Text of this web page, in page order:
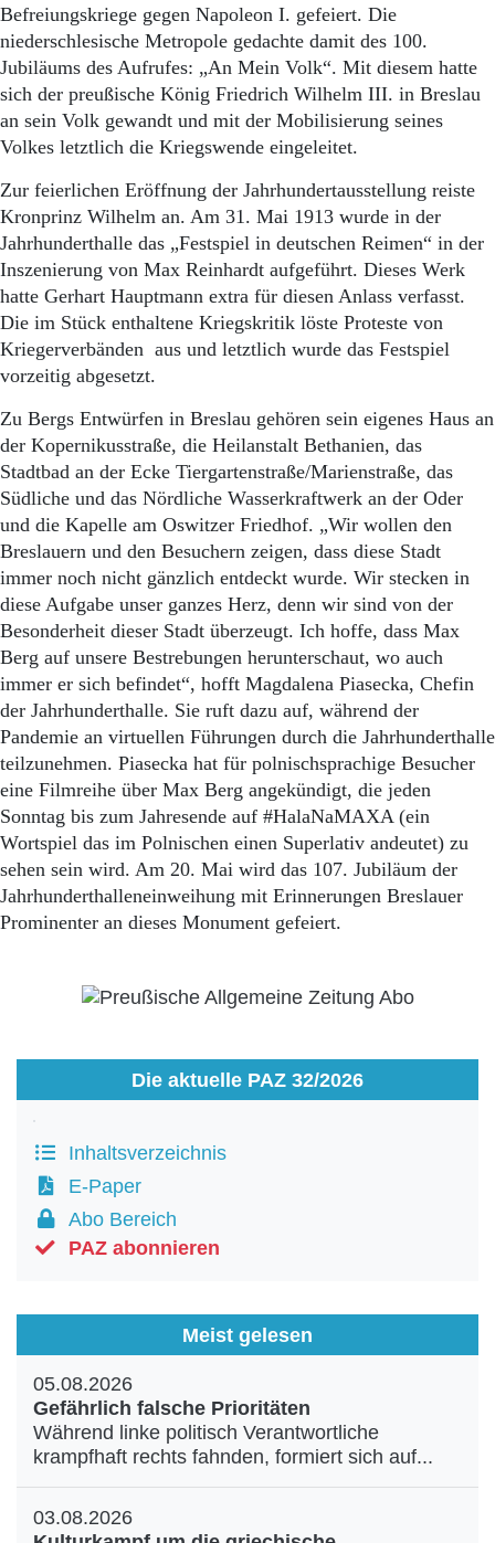
Befreiungskriege gegen Napoleon I. gefeiert. Die
niederschlesische Metropole gedachte damit des 100.
Jubiläums des Aufrufes: „An Mein Volk“. Mit diesem hatte
sich der preußische König Friedrich Wilhelm III. in Breslau
an sein Volk gewandt und mit der Mobilisierung seines
Volkes letztlich die Kriegswende eingeleitet.
Zur feierlichen Eröffnung der Jahrhundertausstellung reiste
Kronprinz Wilhelm an. Am 31. Mai 1913 wurde in der
Jahrhunderthalle das „Festspiel in deutschen Reimen“ in der
Inszenierung von Max Reinhardt aufgeführt. Dieses Werk
hatte Gerhart Hauptmann extra für diesen Anlass verfasst.
Die im Stück enthaltene Kriegskritik löste Proteste von
Kriegerverbänden aus und letztlich wurde das Festspiel
vorzeitig abgesetzt.
Zu Bergs Entwürfen in Breslau gehören sein eigenes Haus an
der Kopernikusstraße, die Heilanstalt Bethanien, das
Stadtbad an der Ecke Tiergartenstraße/Marienstraße, das
Südliche und das Nördliche Wasserkraftwerk an der Oder
und die Kapelle am Oswitzer Friedhof. „Wir wollen den
Breslauern und den Besuchern zeigen, dass diese Stadt
immer noch nicht gänzlich entdeckt wurde. Wir stecken in
diese Aufgabe unser ganzes Herz, denn wir sind von der
Besonderheit dieser Stadt überzeugt. Ich hoffe, dass Max
Berg auf unsere Bestrebungen herunterschaut, wo auch
immer er sich befindet“, hofft Magdalena Piasecka, Chefin
der Jahrhunderthalle. Sie ruft dazu auf, während der
Pandemie an virtuellen Führungen durch die Jahrhunderthalle
teilzunehmen. Piasecka hat für polnischsprachige Besucher
eine Filmreihe über Max Berg angekündigt, die jeden
Sonntag bis zum Jahresende auf #HalaNaMAXA (ein
Wortspiel das im Polnischen einen Superlativ andeutet) zu
sehen sein wird. Am 20. Mai wird das 107. Jubiläum der
Jahrhunderthalleneinweihung mit Erinnerungen Breslauer
Prominenter an dieses Monument gefeiert.
Die aktuelle PAZ 32/2026
Inhaltsverzeichnis
E-Paper
Abo Bereich
PAZ abonnieren
Meist gelesen
05.08.2026
Gefährlich falsche Prioritäten
Während linke politisch Verantwortliche
krampfhaft rechts fahnden, formiert sich auf...
03.08.2026